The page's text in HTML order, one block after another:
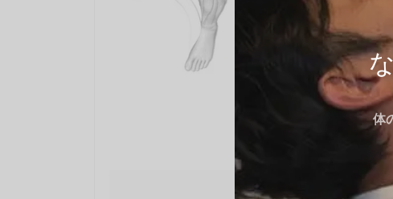
体
インクライン
Incline
【概